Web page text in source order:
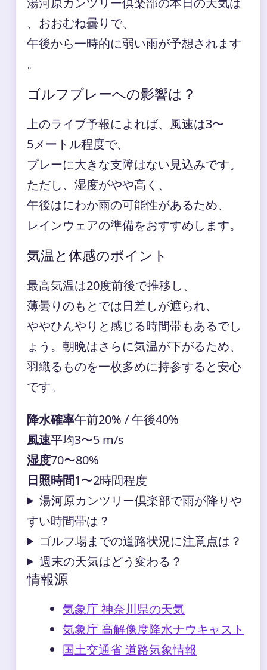
、おおむね曇りで、
午後から一時的に弱い雨が予想されます
。
ゴルフプレーへの影響は？
上のライブ予報によれば、風速は3〜
5メートル程度で、
プレーに大きな支障はない見込みです。
ただし、湿度がやや高く、
午後はにわか雨の可能性があるため、
レインウェアの準備をおすすめします。
気温と体感のポイント
最高気温は20度前後で推移し、
薄曇りのもとでは日差しが遮られ、
ややひんやりと感じる時間帯もあるでし
ょう。朝晩はさらに気温が下がるため、
羽織るものを一枚多めに持参すると安心
です。
降水確率午前20% / 午後40%
風速平均3〜5 m/s
湿度70〜80%
日照時間1〜2時間程度
湯河原カンツリー倶楽部で雨が降りや
すい時間帯は？
ゴルフ場までの道路状況に注意点は？
週末の天気はどう変わる？
情報源
気象庁 神奈川県の天気
気象庁 高解像度降水ナウキャスト
国土交通省 道路気象情報